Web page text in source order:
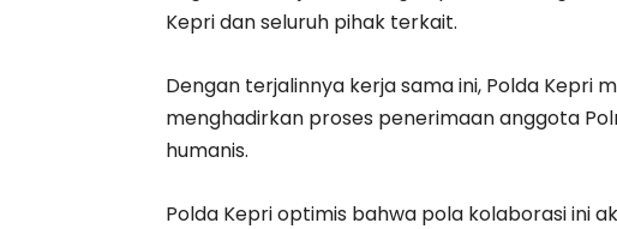
Kepri dan seluruh pihak terkait.
Dengan terjalinnya kerja sama ini, Polda Kepri
menghadirkan proses penerimaan anggota
humanis.
Polda Kepri optimis bahwa pola kolaborasi ini